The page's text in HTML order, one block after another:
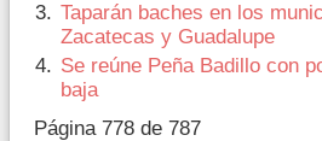
Taparán baches en los
Zacatecas y Guadalupe
Se reúne Peña Badillo con
baja
Página 778 de 787